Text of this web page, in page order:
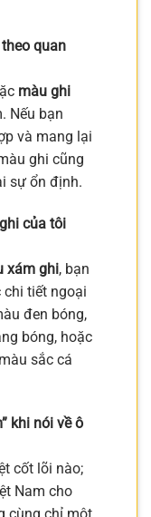
quan
màu ghi
Nếu bạn
và mang lại
ghi cũng
sự ổn định.
của tôi
xám ghi, bạn
chi tiết ngoại
đen bóng,
bóng, hoặc
sắc cá
khi nói về ô
cốt lõi nào;
Nam cho